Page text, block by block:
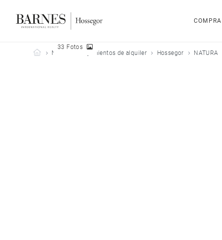
Barnes Hossegor
Nuestros alojamientos de alquiler Hossegor NATURA
33 Fotos